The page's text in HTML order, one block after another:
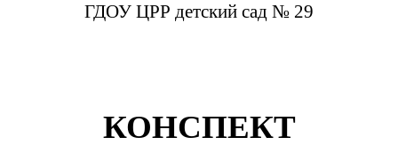
ГДОУ ЦРР детский сад № 29
КОНСПЕКТ